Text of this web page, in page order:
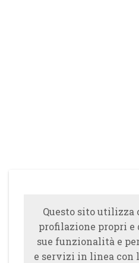
Questo sito utilizza
profilazione propri e
sue funzionalità e
e servizi in linea con